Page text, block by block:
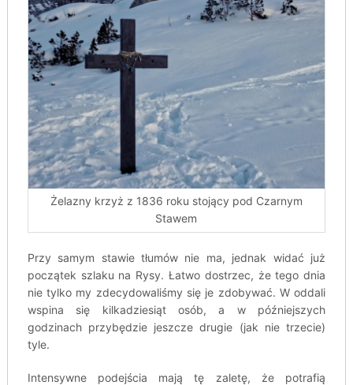
Żelazny krzyż z 1836 roku stojący pod Czarnym
Stawem
Przy samym stawie tłumów nie ma, jednak widać już
początek szlaku na Rysy. Łatwo dostrzec, że tego dnia
nie tylko my zdecydowaliśmy się je zdobywać. W oddali
wspina się kilkadziesiąt osób, a w późniejszych
godzinach przybędzie jeszcze drugie (jak nie trzecie)
tyle.
Intensywne podejścia mają tę zaletę, że potrafią